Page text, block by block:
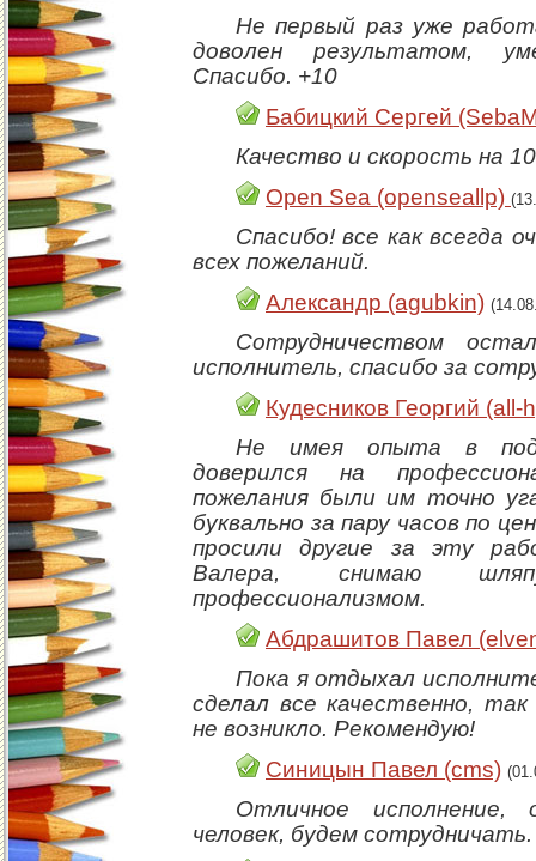
Не первый раз уже
доволен результатом,
Спасибо. +10
Бабицкий Сергей
Качество и скорость на
Open Sea (openseallp)
Спасибо! все как всегда
всех пожеланий.
Александр (agubkin)
Сотрудничеством
исполнитель, спасибо за
Кудесников Георгий (all-
Не имея опыта в
доверился на
пожелания были им точно
буквально за пару часов по
просили другие за эту
Валера, снимаю
профессионализмом.
Абдрашитов Павел
Пока я отдыхал
сделал все качественно,
не возникло. Рекомендую!
Синицын Павел (cms)
Отличное исполнение,
человек, будем сотрудничать.